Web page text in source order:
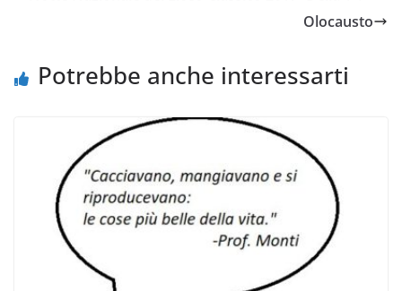
Olocausto
Potrebbe anche interessarti